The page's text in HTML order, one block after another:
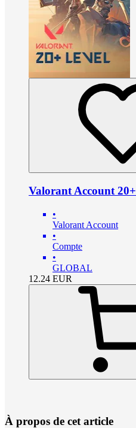
Valorant Account
•
Valorant Account
•
Compte
•
GLOBAL
12.24 EUR
À propos de cet article